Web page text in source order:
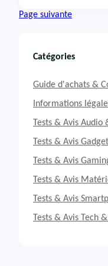
v
i
s
n
c
i
n
t
e
a
Page suivante
Catégories
Guide d'achats &
Informations
Tests & Avis Audio
Tests & Avis
Tests & Avis
Tests & Avis
Tests & Avis
Tests & Avis Tech